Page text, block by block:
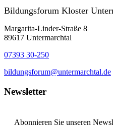
Bildungsforum Kloster
Margarita-Linder-Straße 8
89617 Untermarchtal
07393 30-250
bildungsforum@untermarchtal.de
Newsletter
Abonnieren Sie unseren